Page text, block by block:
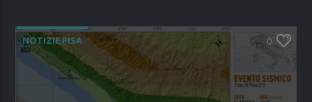
NOTIZIE PISA 0